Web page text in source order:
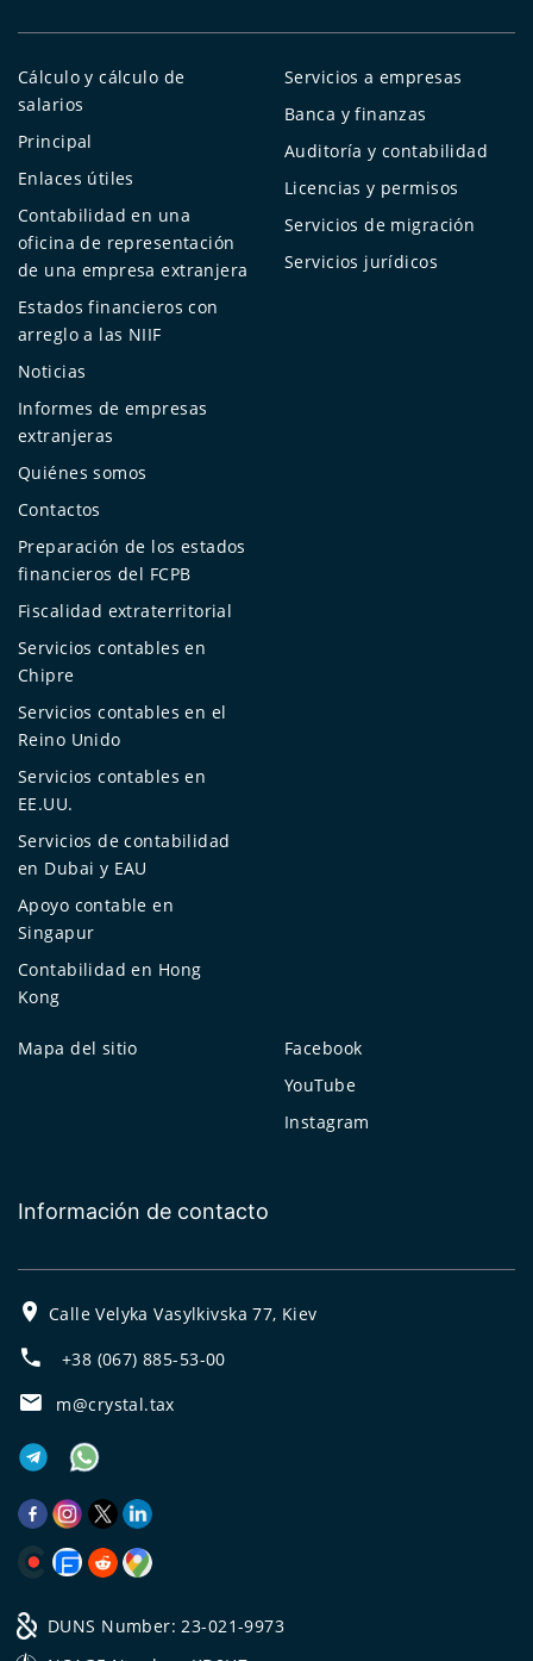
Cálculo y cálculo de
salarios
Principal
Enlaces útiles
Contabilidad en una
oficina de representación
de una empresa extranjera
Estados financieros con
arreglo a las NIIF
Noticias
Informes de empresas
extranjeras
Quiénes somos
Contactos
Preparación de los estados
financieros del FCPB
Fiscalidad extraterritorial
Servicios contables en
Chipre
Servicios contables en el
Reino Unido
Servicios contables en
EE.UU.
Servicios de contabilidad
en Dubai y EAU
Apoyo contable en
Singapur
Contabilidad en Hong
Kong
Servicios a empresas
Banca y finanzas
Auditoría y contabilidad
Licencias y permisos
Servicios de migración
Servicios jurídicos
Mapa del sitio
Facebook
YouTube
Instagram
Información de contacto
Calle Velyka Vasylkivska 77, Kiev
+38 (067) 885-53-00
m@crystal.tax
DUNS Number: 23-021-9973